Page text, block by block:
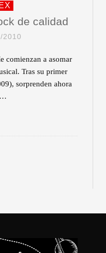
de calidad
2010
comienzan a asomar
Tras su primer
sorprenden ahora